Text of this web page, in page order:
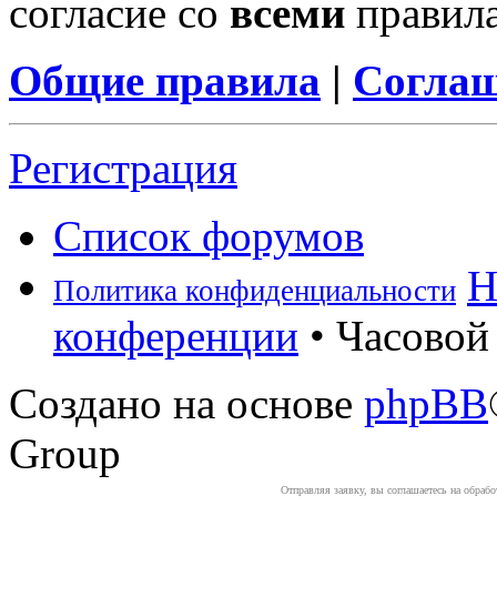
согласие со всеми
Общие правила |
Регистрация
Список форумов
Политика конфиденциальности
конференции •
Создано на основе phpBB
Group
Отправляя заявку, вы соглашаетесь на